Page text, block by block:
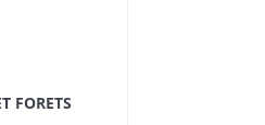
FORETS